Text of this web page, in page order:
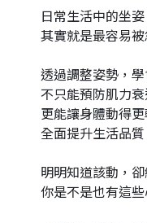
日常生活中的坐
其實就是最容易
透過調整姿勢，學
不只能預防肌力衰
更能讓身體動得
全面提升生活品
明明知道該動，
你是不是也有這